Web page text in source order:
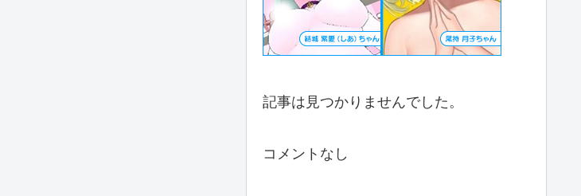
記事は見つかりませんでした。
コメントなし